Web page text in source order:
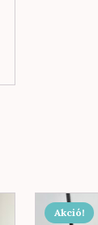
Akció!